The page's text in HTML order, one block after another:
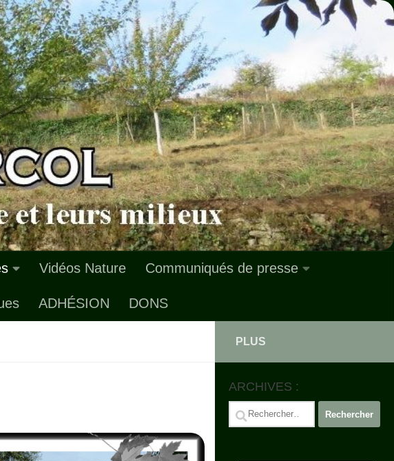
Vidéos Nature Communiqués de presse
ADHÉSION DONS
PLUS
ARCHIVES :
Rechercher :